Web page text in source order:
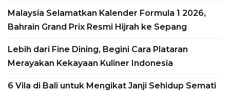
Malaysia Selamatkan Kalender Formula 1 2026,
Bahrain Grand Prix Resmi Hijrah ke Sepang
Lebih dari Fine Dining, Begini Cara Plataran
Merayakan Kekayaan Kuliner Indonesia
6 Vila di Bali untuk Mengikat Janji Sehidup Semati
by Yudasmoro Minasiani 30, July, 2026
Aman semakin dekat mewujudkan
Brand hospitality asal Swiss ini
mengumumkan keberhasilan proses
Float Out untuk Amangati, yacht